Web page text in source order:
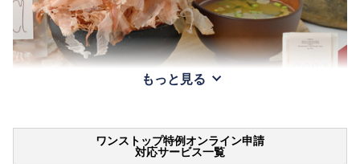
もっと見る
ワンストップ特例オンライン申請
対応サービス一覧